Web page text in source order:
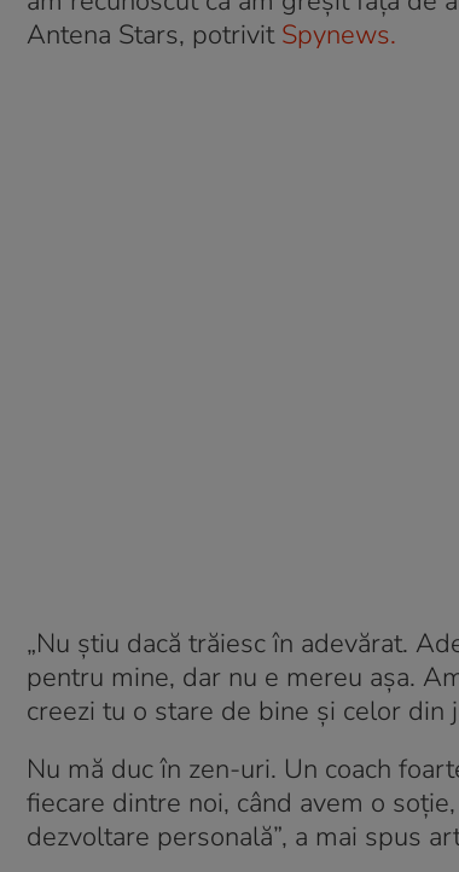
Antena Stars, potrivit Spynews.
„Nu știu dacă trăiesc în adevărat.
pentru mine, dar nu e mereu așa.
creezi tu o stare de bine și celor
Nu mă duc în zen-uri. Un coach
fiecare dintre noi, când avem o
dezvoltare personală”, a mai spus